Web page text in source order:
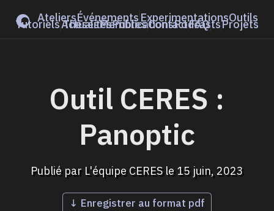
AteliersÉvénements ExperimentationsOutils
TutorielsActualitésPublicationsPodcastsProjets
ThèsesMembresContactFAQ
Outil CERES :
Panoptic
Publié parL'équipe CERESle15 juin, 2023
↓ Enregistrer au format pdf